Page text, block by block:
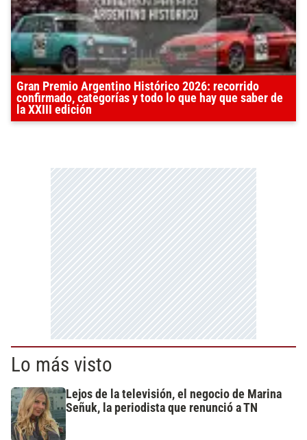
Gran Premio Argentino Histórico 2026: recorrido
confirmado, categorías y todo lo que hay que saber de
la XXIII edición
Lo más visto
Lejos de la televisión, el negocio de Marina
Señuk, la periodista que renunció a TN